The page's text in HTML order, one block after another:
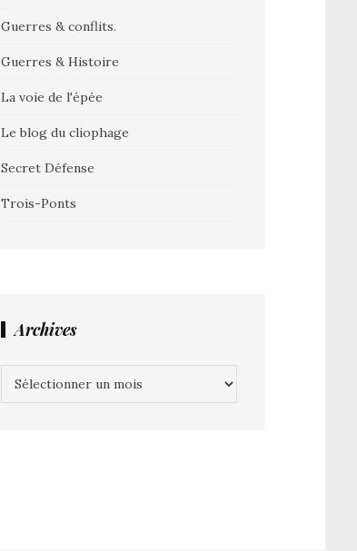
Guerres & conflits.
Guerres & Histoire
La voie de l'épée
Le blog du cliophage
Secret Défense
Trois-Ponts
Archives